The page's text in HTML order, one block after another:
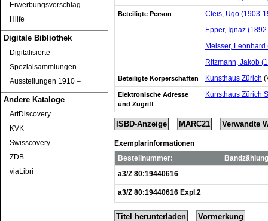
Erwerbungsvorschlag
Hilfe
Digitale Bibliothek
Digitalisierte
Spezialsammlungen
Ausstellungen 1910 ‒
Andere Kataloge
ArtDiscovery
KVK
Swisscovery
ZDB
viaLibri
Beteiligte Person
Cleis, Ugo (1903-
Epper, Ignaz
Meisser,
Ritzmann, Jakob
Beteiligte Körperschaften Kunsthaus Zürich
Elektronische Adresse
und Zugriff
Kunsthaus Zürich
ISBD-Anzeige MARC21 Verwandte
Exemplarinformationen
Bestellnummer:
Bandzählung
a3/Z 80:19440616
a3/Z 80:19440616 Expl.2
Titel herunterladen Vormerkung